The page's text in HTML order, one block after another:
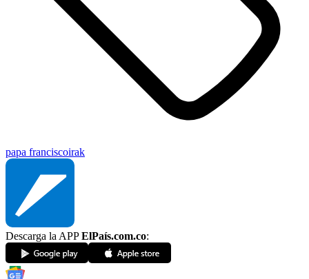
papa franciscoirak
Descarga la APPElPaís.com.co: